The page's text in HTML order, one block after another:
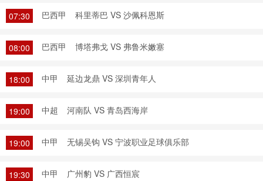
07:30 巴西甲 科里蒂巴 VS 沙佩科恩斯
08:00 巴西甲 博塔弗戈 VS 弗鲁米嫩塞
18:00 中甲 延边龙鼎 VS 深圳青年人
19:00 中超 河南队 VS 青岛西海岸
19:00 中甲 无锡吴钩 VS 宁波职业足球俱乐部
19:30 中甲 广州豹 VS 广西恒宸